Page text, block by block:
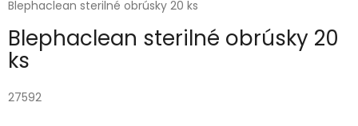
VITAMÍNY
MINERÁLY
Blephaclean sterilné obrúsky 20 ks
Blephaclean sterilné obrúsky 20
ks
27592